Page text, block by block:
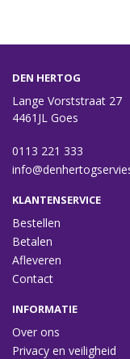
DEN HERTOG
Lange Vorststraat 27
4461JL Goes
0113 221 333
KLANTENSERVICE
Bestellen
Betalen
Afleveren
Contact
INFORMATIE
Over ons
Privacy en veiligheid